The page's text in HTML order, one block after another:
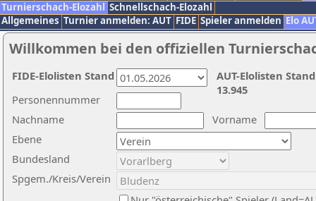
Turnierschach-Elozahl Schnellschach-Elozahl
Allgemeines Turnier anmelden: AUT FIDE Spieler anmelden Elo
Willkommen bei den offiziellen
Nachname
Vorname
Ebene
Personennummer
Bundesland
Spgem./Kreis/Verein
AUT-Elolisten
13.945
FIDE-Elolisten Stand